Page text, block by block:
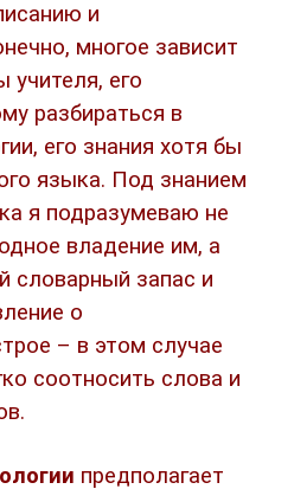
и
многое зависит
учителя, его
разбираться в
его знания хотя бы
языка. Под знанием
я подразумеваю не
владение им, а
словарный запас и
о
– в этом случае
соотносить слова и
предполагает